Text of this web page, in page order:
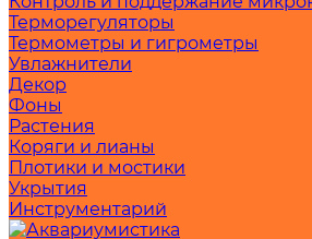
Терморегуляторы
Термометры и гигрометры
Увлажнители
Декор
Фоны
Растения
Коряги и лианы
Плотики и мостики
Укрытия
Инструментарий